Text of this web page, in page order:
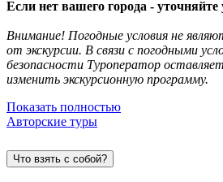
Если нет вашего города - уточняйте
Внимание! Погодные условия не
от экскурсии. В связи с погодными
безопасности Туроператор
изменить экскурсионную программу.
Показать полностью
Авторские туры
Что взять с собой?